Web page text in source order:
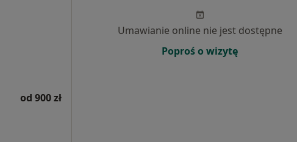
od 900 zł
Umawianie online nie jest dostępne
Poproś o wizytę